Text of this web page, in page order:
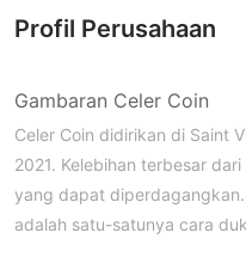
Profil Perusahaan
Gambaran Celer Coin
Celer Coin didirikan di Saint
2021. Kelebihan terbesar
yang dapat
adalah satu-satunya cara